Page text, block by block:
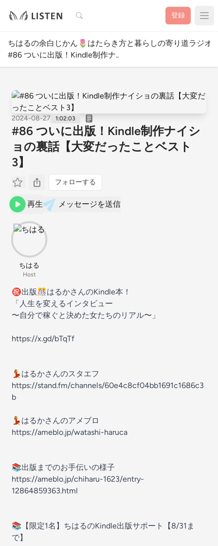
検索 登録
ちはるの余白じかん🌷はたらき方と暮らしの寄り道ラジオ
#86 ついに出版！Kindle制作ナ..
2024-08-27 1:02:03
#86 ついに出版！Kindle制作ナイシ
ョの裏話【大変だったことベスト
3】
フォローする
再生 メッセージを送信
ちはる
Host
㊗️出版🎊はるかさんのKindle本！
「人生を変えるインタビュー
〜自分で稼ぐと決めた女たちのリアル〜」
https://x.gd/bTqTf
💃はるかさんのスタエフ
https://stand.fm/channels/60e4c8cf04bb1691c1686c3
b
💃はるかさんのアメブロ
https://ameblo.jp/watashi-haruca
📚️出版までのお手伝いの様子
https://ameblo.jp/chiharu-1623/entry-
12864859363.html
📚️【限定1名】ちはるのKindle出版サポート【8/31ま
で】